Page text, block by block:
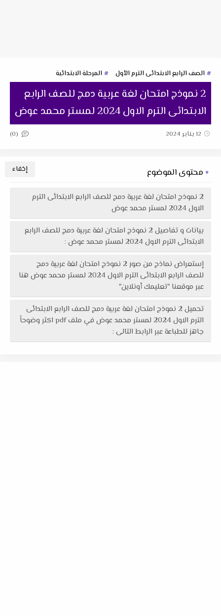
الصف الرابع الابتدائى الترم الأول المرحلة الابتدائية
2 نموذج امتحان لغة عربية دمج للصف الرابع
الابتدائى الترم الاول 2024 لمستر محمد عوض
12 يناير 2024 (0)
محتوى الموضوع
2 نموذج امتحان لغة عربية دمج للصف الرابع الابتدائى الترم
الاول 2024 لمستر محمد عوض
بيانات و تفاصيل 2 نموذج امتحان لغة عربية دمج للصف الرابع
الابتدائى الترم الاول 2024 لمستر محمد عوض :
إستعراض نماذج من صور 2 نموذج امتحان لغة عربية دمج
للصف الرابع الابتدائى الترم الاول 2024 لمستر محمد عوض هنا
عبر موقعنا "تعليمك أونلاين"
تحميل 2 نموذج امتحان لغة عربية دمج للصف الرابع الابتدائى
الترم الاول 2024 لمستر محمد عوض في ملف pdf اكثر وضوحاً
جاهز للطباعة عبر الرابط التالى :